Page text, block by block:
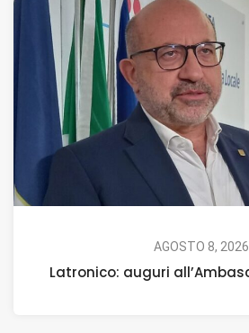
AGOSTO 8, 2026
Latronico: auguri